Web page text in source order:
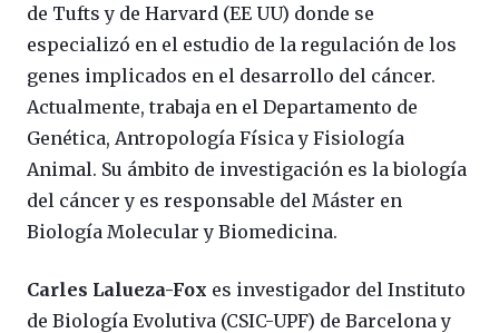
de Tufts y de Harvard (EE UU) donde se
especializó en el estudio de la regulación de los
genes implicados en el desarrollo del cáncer.
Actualmente, trabaja en el Departamento de
Genética, Antropología Física y Fisiología
Animal. Su ámbito de investigación es la biología
del cáncer y es responsable del Máster en
Biología Molecular y Biomedicina.
Carles Lalueza-Fox es investigador del Instituto
de Biología Evolutiva (CSIC-UPF) de Barcelona y